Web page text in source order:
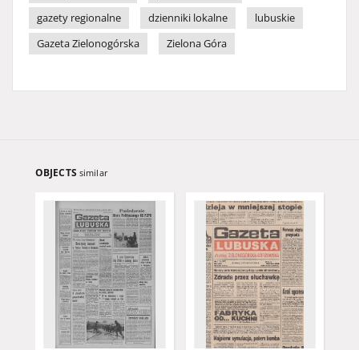
gazety regionalne
dzienniki lokalne
lubuskie
Gazeta Zielonogórska
Zielona Góra
OBJECTS similar